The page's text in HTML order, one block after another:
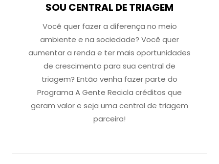
SOU CENTRAL DE TRIAGEM
Você quer fazer a diferença no meio
ambiente e na sociedade? Você quer
aumentar a renda e ter mais oportunidades
de crescimento para sua central de
triagem? Então venha fazer parte do
Programa A Gente Recicla créditos que
geram valor e seja uma central de triagem
parceira!